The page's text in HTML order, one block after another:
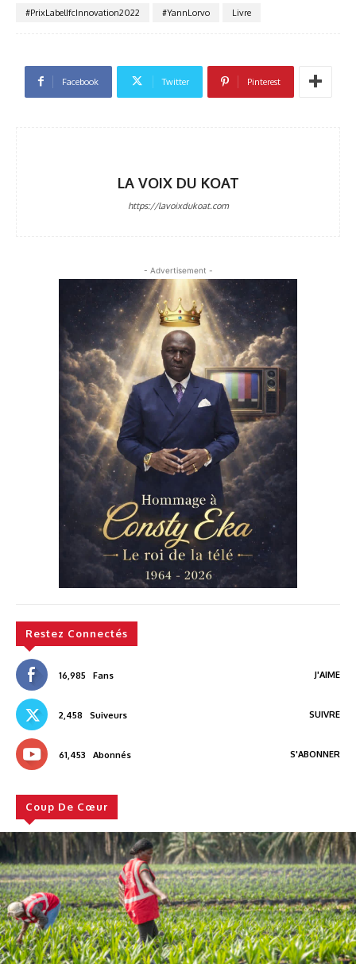
#PrixLabelIfcInnovation2022
#YannLorvo Livre
Facebook Twitter Pinterest
LA VOIX DU KOAT
https://lavoixdukoat.com
- Advertisement -
Restez Connectés
16,985 Fans J'AIME
2,458 Suiveurs SUIVRE
61,453 Abonnés S'ABONNER
Coup De Cœur